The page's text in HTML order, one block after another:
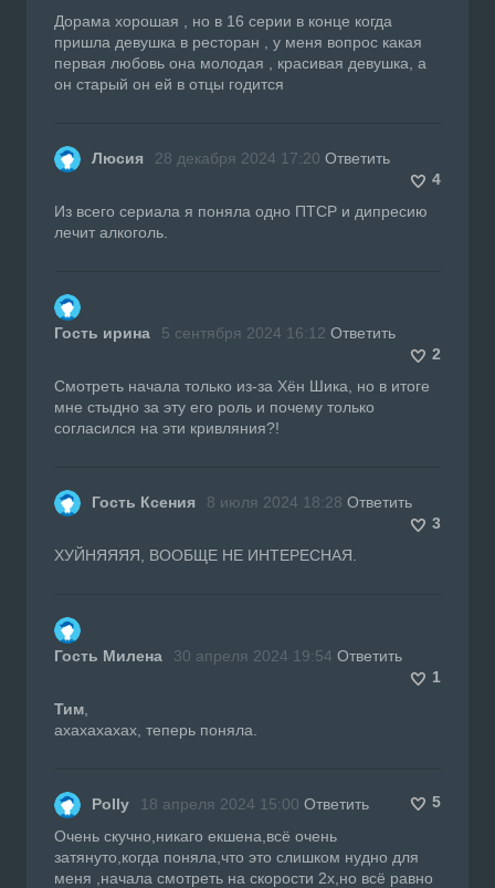
Дорама хорошая , но в 16 серии в конце когда
пришла девушка в ресторан , у меня вопрос какая
первая любовь она молодая , красивая девушка, а
он старый он ей в отцы годится
Люсия 28 декабря 2024 17:20 Ответить
4
Из всего сериала я поняла одно ПТСР и дипресию
лечит алкоголь.
Гость ирина 5 сентября 2024 16:12 Ответить
2
Смотреть начала только из-за Хён Шика, но в итоге
мне стыдно за эту его роль и почему только
согласился на эти кривляния?!
Гость Ксения 8 июля 2024 18:28 Ответить
3
ХУЙНЯЯЯЯ, ВООБЩЕ НЕ ИНТЕРЕСНАЯ.
Гость Милена 30 апреля 2024 19:54 Ответить
1
Тим
ахахахахах, теперь поняла.
Polly 18 апреля 2024 15:00 Ответить
5
Очень скучно,никаго екшена,всё очень
затянуто,когда поняла,что это слишком нудно для
меня ,начала смотреть на скорости 2х,но всё равно